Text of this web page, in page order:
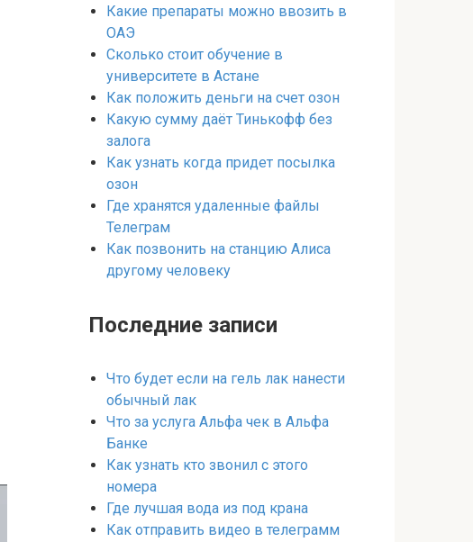
Какие препараты можно ввозить в
ОАЭ
Сколько стоит обучение в
университете в Астане
Как положить деньги на счет озон
Какую сумму даёт Тинькофф без
залога
Как узнать когда придет посылка
озон
Где хранятся удаленные файлы
Телеграм
Как позвонить на станцию Алиса
другому человеку
Последние записи
Что будет если на гель лак нанести
обычный лак
Что за услуга Альфа чек в Альфа
Банке
Как узнать кто звонил с этого
номера
Где лучшая вода из под крана
Как отправить видео в телеграмм